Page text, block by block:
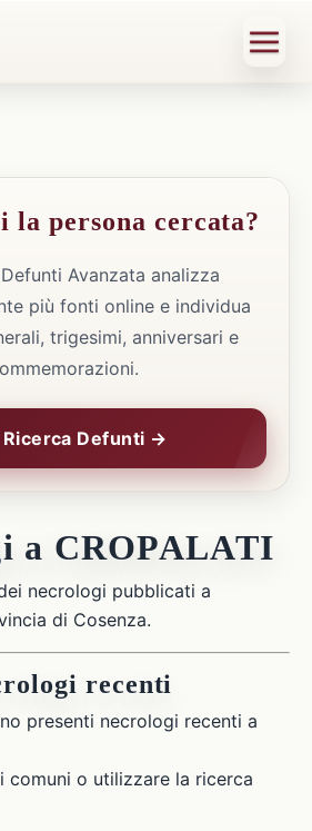
la persona cercata?
Avanzata analizza
più fonti online e individua
trigesimi, anniversari e
Defunti →
a CROPALATI
necrologi pubblicati a
di Cosenza.
recenti
presenti necrologi recenti a
comuni o utilizzare la ricerca